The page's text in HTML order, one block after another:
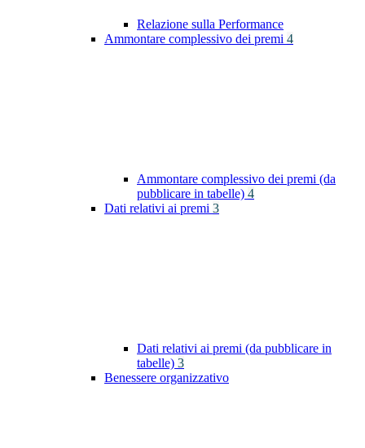
Relazione sulla Performance
Ammontare complessivo dei premi 4
Ammontare complessivo dei premi (da
pubblicare in tabelle) 4
Dati relativi ai premi 3
Dati relativi ai premi (da pubblicare in
tabelle) 3
Benessere organizzativo